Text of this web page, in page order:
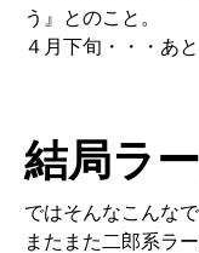
う』とのこと。
４月下旬・・・あ
結局ラ
ではそんなこんなで
またまた二郎系ラ